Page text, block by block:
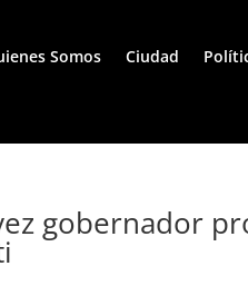
Somos Ciudad
gobernador